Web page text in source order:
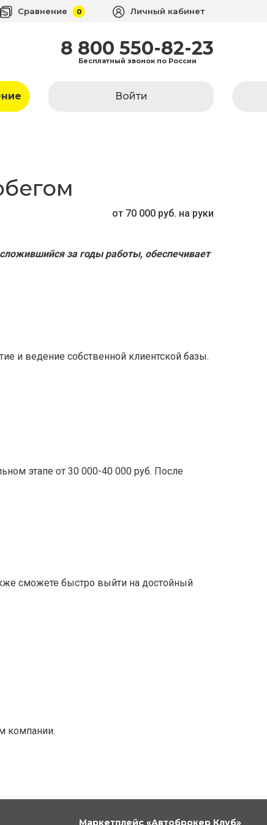
Сравнение 0 Личный кабинет
8 800 550-82-23
Бесплатный звонок по России
Войти
от 70 000 руб. на руки
за годы работы, обеспечивает
и ведение собственной клиентской базы.
этапе от 30 000-40 000 руб. После
сможете быстро выйти на достойный
компании.
Маркетплейс «Автоброкер Клуб»